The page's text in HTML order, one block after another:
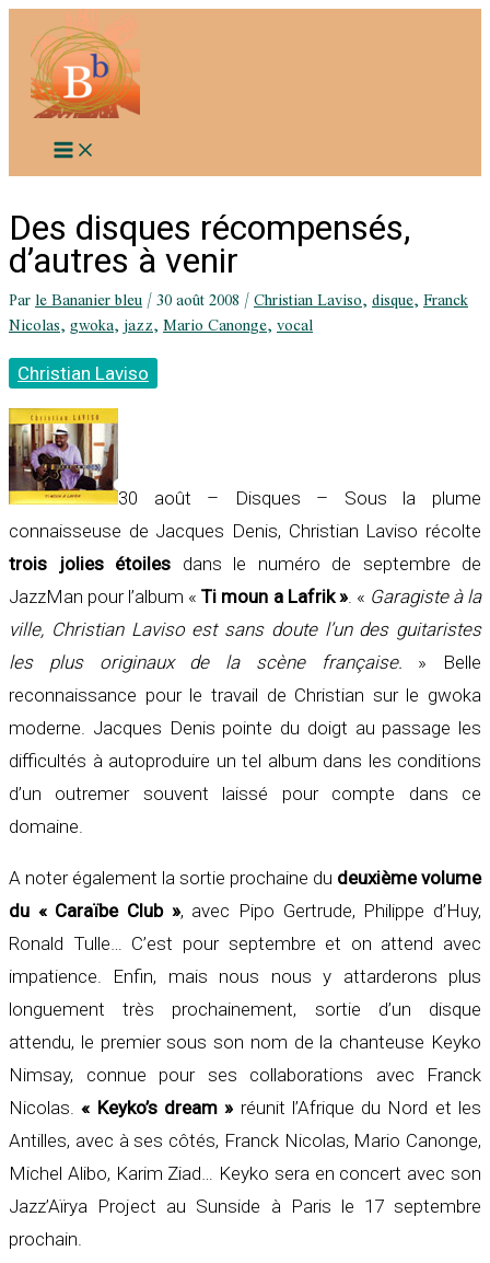
contenu
Des disques récompensés,
d’autres à venir
Parle Bananier bleu/30 août 2008/Christian Laviso,disque,Franck
Nicolas,gwoka,jazz,Mario Canonge,vocal
Christian Laviso
30 août – Disques – Sous la plume
connaisseuse de Jacques Denis, Christian Laviso récolte
trois jolies étoiles dans le numéro de septembre de
JazzMan pour l’album «Ti moun a Lafrik ». « Garagiste à la
ville, Christian Laviso est sans doute l’un des guitaristes
les plus originaux de la scène française. » Belle
reconnaissance pour le travail de Christian sur le gwoka
moderne. Jacques Denis pointe du doigt au passage les
difficultés à autoproduire un tel album dans les conditions
d’un outremer souvent laissé pour compte dans ce
domaine.
A noter également la sortie prochaine du deuxième volume
du « Caraïbe Club », avec Pipo Gertrude, Philippe d’Huy,
Ronald Tulle… C’est pour septembre et on attend avec
impatience. Enfin, mais nous nous y attarderons plus
longuement très prochainement, sortie d’un disque
attendu, le premier sous son nom de la chanteuse Keyko
Nimsay, connue pour ses collaborations avec Franck
Nicolas.« Keyko’s dream » réunit l’Afrique du Nord et les
Antilles, avec à ses côtés, Franck Nicolas, Mario Canonge,
Michel Alibo, Karim Ziad… Keyko sera en concert avec son
Jazz’Aïrya Project au Sunside à Paris le 17 septembre
prochain.